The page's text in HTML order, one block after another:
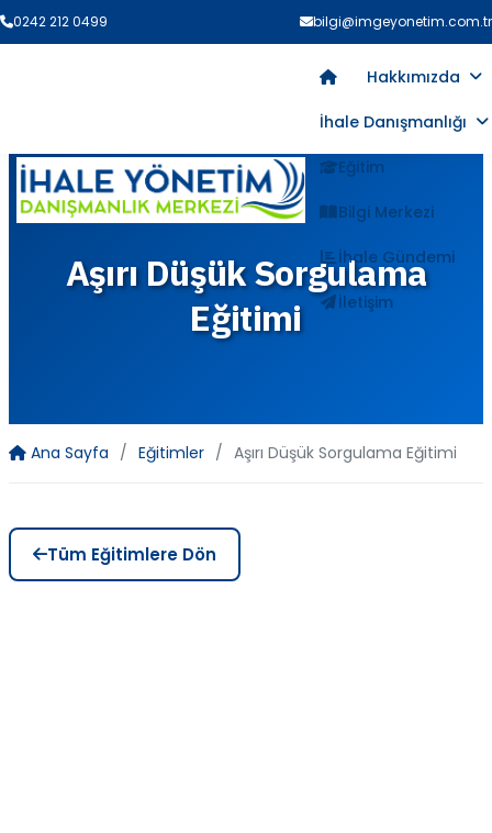
0242 212 0499 bilgi@imgeyonetim.com.tr
Hakkımızda
İhale Danışmanlığı
Eğitim
Bilgi Merkezi
İhale Gündemi
İletişim
Aşırı Düşük Sorgulama
Eğitimi
Ana Sayfa Eğitimler Aşırı Düşük Sorgulama Eğitimi
Tüm Eğitimlere Dön